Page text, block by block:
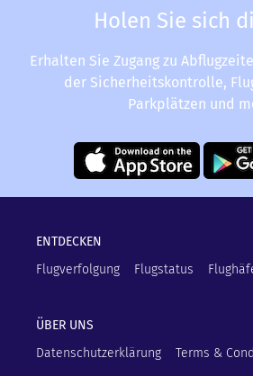
Holen Sie sich
Erhalten Sie Zugang zu
der Sicherheitskontrolle,
Parkplätzen und
ENTDECKEN
Flugverfolgung
Flugstatus
ÜBER UNS
Datenschutzerklärung
Terms &